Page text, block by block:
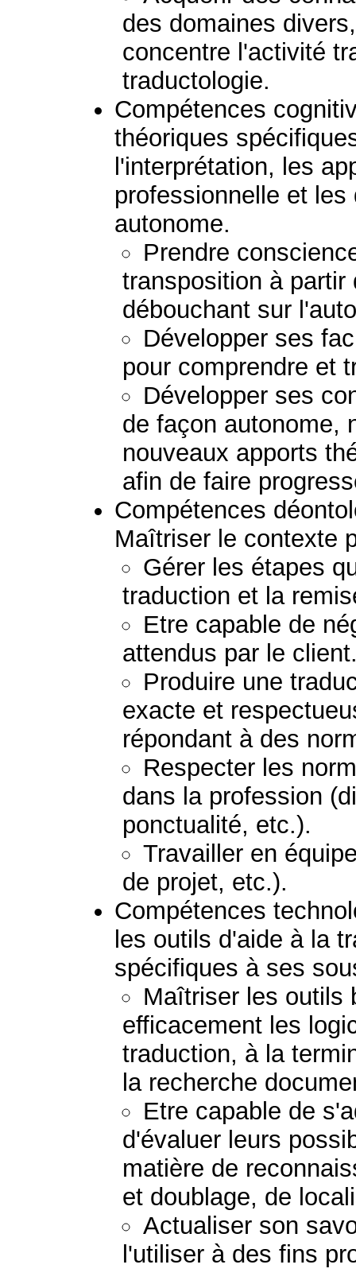
des domaines
concentre l'activité
traductologie.
Compétences
théoriques
l'interprétation, les
professionnelle et
autonome.
Prendre
transposition à
débouchant sur
Développer ses
pour comprendre et
Développer ses
de façon autonome,
nouveaux apports
afin de faire
Compétences
Maîtriser le contexte
Gérer les étapes
traduction et la
Etre capable de
attendus par le
Produire une
exacte et
répondant à des
Respecter les
dans la profession
ponctualité, etc.).
Travailler en
de projet, etc.).
Compétences
les outils d'aide à la
spécifiques à ses
Maîtriser les outils
efficacement les
traduction, à la
la recherche
Etre capable de
d'évaluer leurs
matière de
et doublage, de
Actualiser son
l'utiliser à des fins